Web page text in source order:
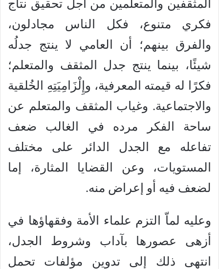
المثقفين والمتعلمين من أجل تحقيق نتاج
فكري متنوع، فكل الناس مجادلون،
والفرق بينهم؛ أن العامي لا ينتج جدلُه
شيئًا، بينما ينتج جدل المثقف والمتعلم؛
فكرًا له قيمته المعرفية، وإِلْزَامِيَتِهِ الخُلقية
والاجتماعية. وغياب المثقف والمتعلم عن
ساحة الفكر مرده في الغالب ضعف
تفاعله مع الجدل الدائر على مختلف
المستويات، وعن القضايا المثارة، إما
لضعف فيه أو إعراض منه.
وعليه لماّ التزم علماء الأمة وفقهاؤها في
أزهى عصورها بآداب وشروط الجدل،
انتهى ذلك إلى تدوين مؤلفات تحمل